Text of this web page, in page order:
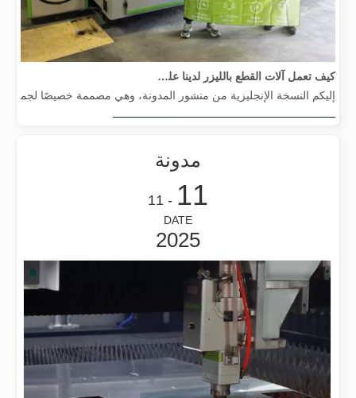
كيف تعمل آلات القطع بالليزر لدينا على تمكين التصنيع المكسيكي
إليكم النسخة الإنجليزية من منشور المدونة، وهي مصممة خصيصًا لجمهور
دليل 2026: كيف تُحدث آلات قطع أنابيب الألياف بالليزر ثورة في تصنيع الأنابيب
دليل 2026: كيف تُحدث آلات قطع أنابيب الألياف بالليزر ثورة في تصنيع الأنابيب في عالم تصنيع المعادن سريع التطور، لم تعد الكفاءة والدقة مجرد 'مزايا تنافسية' - بل أصبحت متطلبات البقاء. إذا كانت ورشتك لا تزال تعتمد على النشر التقليدي،
مدونة
11
- 11
DATE
2025